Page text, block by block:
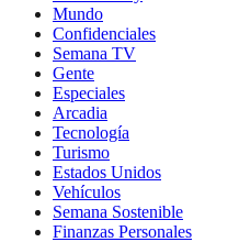
Mundo
Confidenciales
Semana TV
Gente
Especiales
Arcadia
Tecnología
Turismo
Estados Unidos
Vehículos
Semana Sostenible
Finanzas Personales